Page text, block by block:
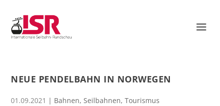
NEUE PENDELBAHN IN NORWEGEN
01.09.2021 | Bahnen,Seilbahnen,Tourismus